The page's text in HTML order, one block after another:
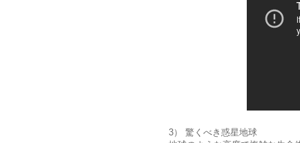
3） 驚くべき惑星地球